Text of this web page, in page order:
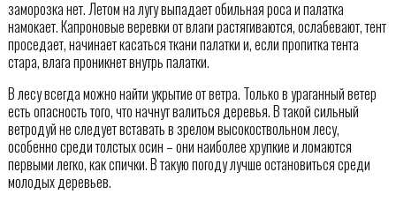
заморозка нет. Летом на лугу выпадает обильная роса и палатка
намокает. Капроновые веревки от влаги растягиваются, ослабевают, тент
проседает, начинает касаться ткани палатки и, если пропитка тента
стара, влага проникнет внутрь палатки.
В лесу всегда можно найти укрытие от ветра. Только в ураганный ветер
есть опасность того, что начнут валиться деревья. В такой сильный
ветродуй не следует вставать в зрелом высокоствольном лесу,
особенно среди толстых осин – они наиболее хрупкие и ломаются
первыми легко, как спички. В такую погоду лучше остановиться среди
молодых деревьев.